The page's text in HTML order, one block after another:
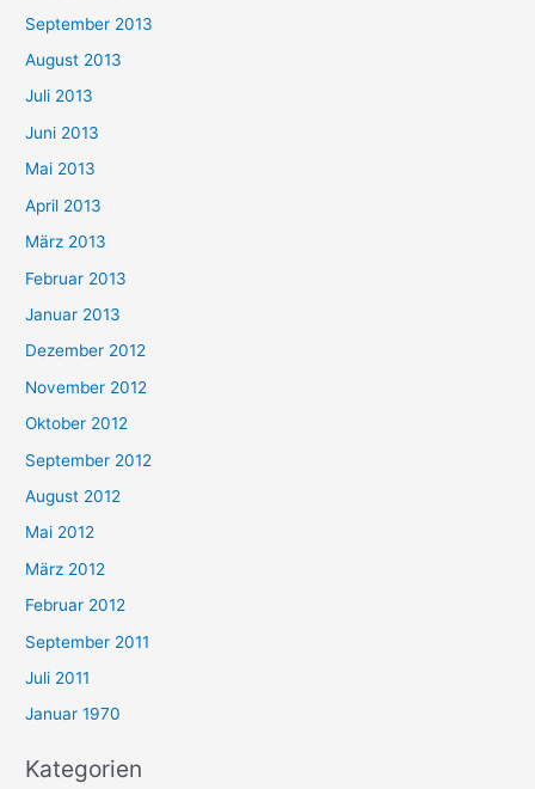
September 2013
August 2013
Juli 2013
Juni 2013
Mai 2013
April 2013
März 2013
Februar 2013
Januar 2013
Dezember 2012
November 2012
Oktober 2012
September 2012
August 2012
Mai 2012
März 2012
Februar 2012
September 2011
Juli 2011
Januar 1970
Kategorien